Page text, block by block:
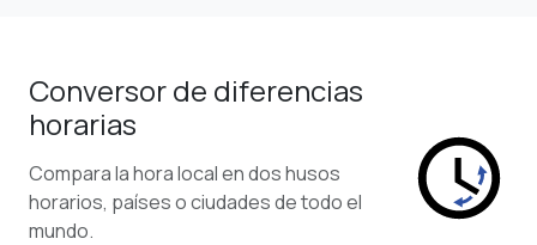
Conversor de diferencias
horarias
Compara la hora local en dos husos
horarios, países o ciudades de todo el
mundo.